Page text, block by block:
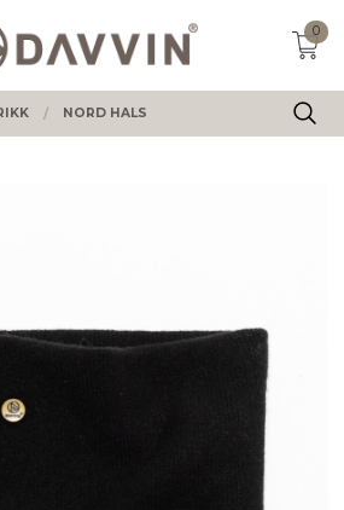
0
NORD HALS